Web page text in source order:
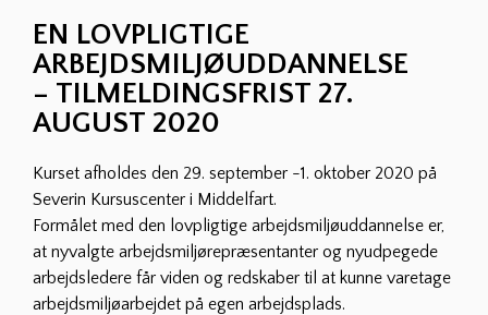
EN LOVPLIGTIGE
ARBEJDSMILJØUDDANNELSE
– TILMELDINGSFRIST 27.
AUGUST 2020
Kurset afholdes den 29. september -1. oktober 2020 på
Severin Kursuscenter i Middelfart.
Formålet med den lovpligtige arbejdsmiljøuddannelse er,
at nyvalgte arbejdsmiljørepræsentanter og nyudpegede
arbejdsledere får viden og redskaber til at kunne varetage
arbejdsmiljøarbejdet på egen arbejdsplads.